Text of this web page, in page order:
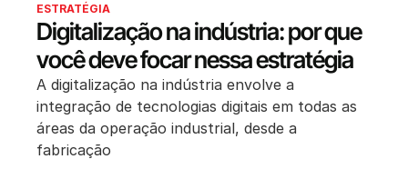
ESTRATÉGIA
Digitalização na indústria: por que
você deve focar nessa estratégia
A digitalização na indústria envolve a
integração de tecnologias digitais em todas as
áreas da operação industrial, desde a
fabricação